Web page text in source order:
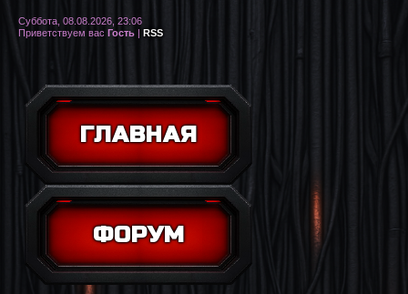
ГЛАВНАЯ
ФОРУМ
Суббота, 08.08.2026, 23:06
Приветствуем вас Гость | RSS